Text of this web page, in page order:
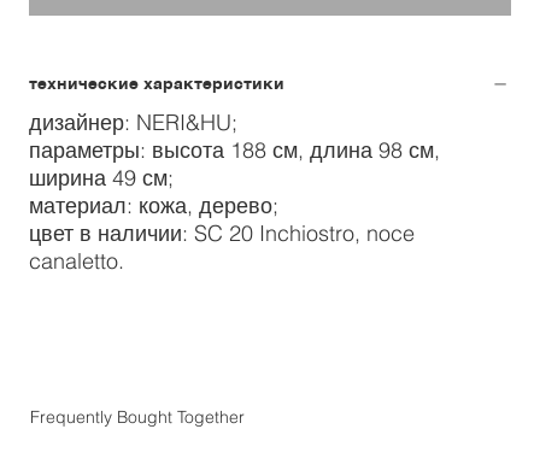
технические характеристики
дизайнер: NERI&HU;
параметры: высота 188 см, длина 98 см,
ширина 49 см;
материал: кожа, дерево;
цвет в наличии: SC 20 Inchiostro, noce
canaletto.
Frequently Bought Together